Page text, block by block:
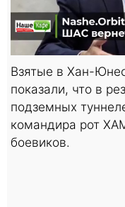
Взятые в Хан-
показали, что в
подземных
командира рот
боевиков.